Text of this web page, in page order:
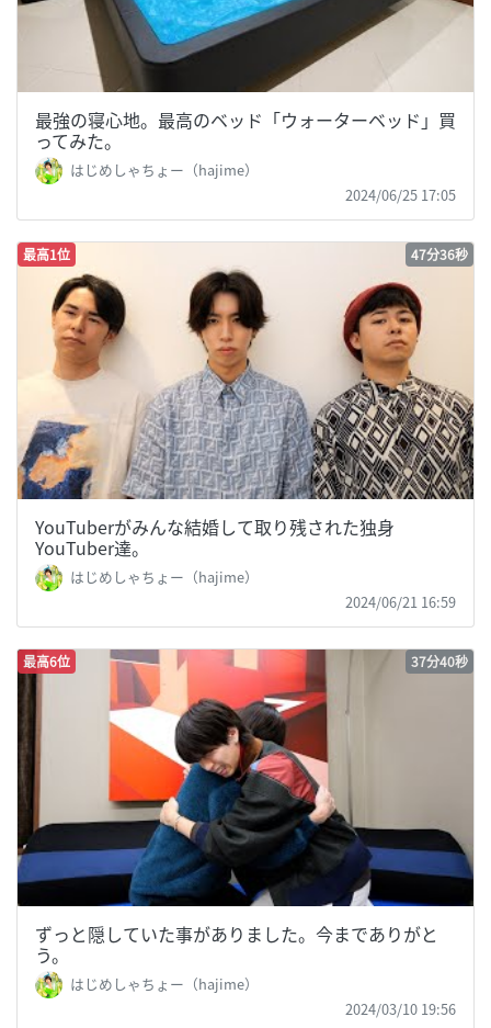
最強の寝心地。最高のベッド「ウォーターベッド」買
ってみた。
はじめしゃちょー（hajime）
2024/06/25 17:05
最高1位 47分36秒
YouTuberがみんな結婚して取り残された独身
YouTuber達。
はじめしゃちょー（hajime）
2024/06/21 16:59
最高6位 37分40秒
ずっと隠していた事がありました。今までありがと
う。
はじめしゃちょー（hajime）
2024/03/10 19:56